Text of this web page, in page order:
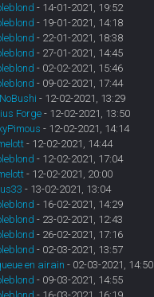
- 14-01-2021, 19:52
- 19-01-2021, 14:18
- 22-01-2021, 18:38
- 27-01-2021, 14:45
- 02-02-2021, 15:46
- 09-02-2021, 17:44
- 12-02-2021, 13:29
Forge - 12-02-2021, 13:50
- 12-02-2021, 14:14
- 12-02-2021, 14:44
- 12-02-2021, 17:04
- 12-02-2021, 20:00
- 13-02-2021, 13:04
- 16-02-2021, 14:29
- 23-02-2021, 12:43
- 26-02-2021, 17:16
- 02-03-2021, 13:57
en airain - 02-03-2021, 14:50
- 09-03-2021, 14:55